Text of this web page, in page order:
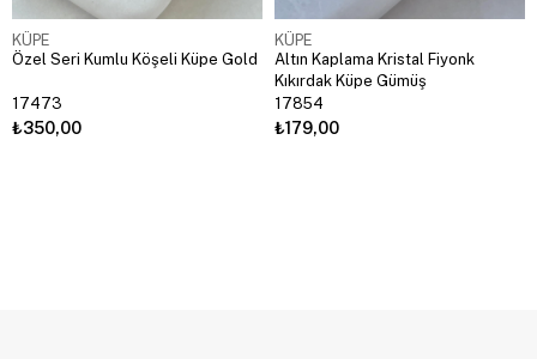
KÜPE
Özel Seri Kumlu Köşeli Küpe Gold
17473
₺350,00
KÜPE
Altın Kaplama Kristal Fiyonk
Kıkırdak Küpe Gümüş
17854
₺179,00